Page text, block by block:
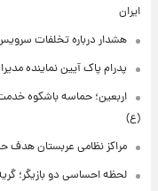
ایران
هشدار درباره تخلفات
پدرام پاک آیین نماینده
اربعین؛ حماسه باشکوه
(ع)
مراکز نظامی عربستان هدف
لحظه احساسی دو بازیگر؛